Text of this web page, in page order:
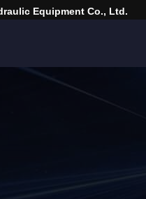
Equipment Co., Ltd.